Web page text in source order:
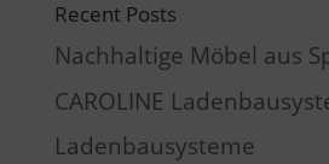
Recent Posts
Nachhaltige Möbel aus
CAROLINE
Ladenbausysteme